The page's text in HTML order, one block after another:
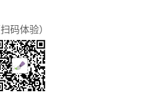
扫码体验）